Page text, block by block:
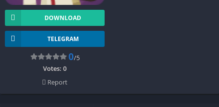
DOWNLOAD
TELEGRAM
0/5
Votes: 0
Report